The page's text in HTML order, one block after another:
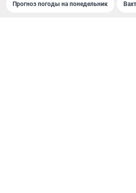
Прогноз погоды на понедельник